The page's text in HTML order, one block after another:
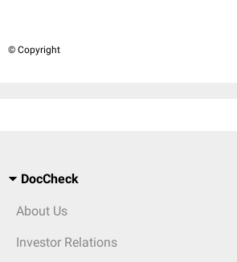
© Copyright
DocCheck
About Us
Investor Relations